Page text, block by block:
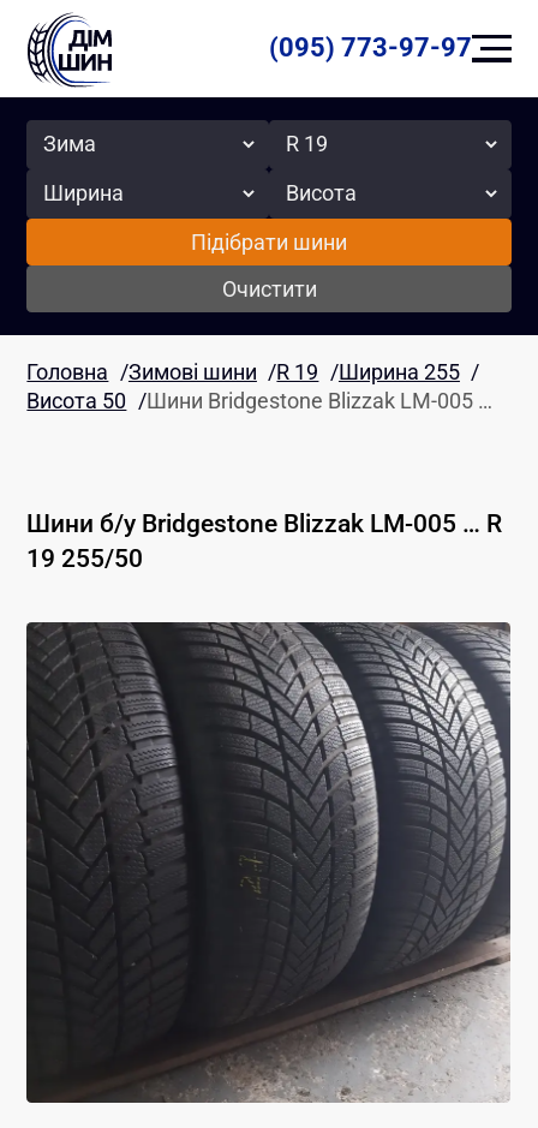
(095) 773-97-97
Сезон Радіус
Ширина Висота
Підібрати шини
Очистити
Головна /Зимові шини /R 19 /Ширина 255 /
Висота 50 /Шини Bridgestone Blizzak LM-005 …
Шини б/у Bridgestone Blizzak LM-005 … R
19 255/50